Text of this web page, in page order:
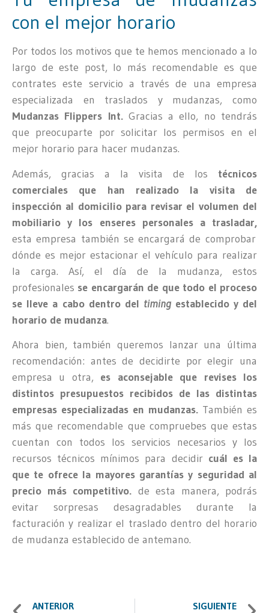
con el mejor horario
Por todos los motivos que te hemos mencionado a lo
largo de este post, lo más recomendable es que
contrates este servicio a través de una empresa
especializada en traslados y mudanzas, como
Mudanzas Flippers Int.Gracias a ello, no tendrás
que preocuparte por solicitar los permisos en el
mejor horario para hacer mudanzas.
Además, gracias a la visita de los técnicos
comerciales que han realizado la visita de
inspección al domicilio para revisar el volumen del
mobiliario y los enseres personales a trasladar,
esta empresa también se encargará de comprobar
dónde es mejor estacionar el vehículo para realizar
la carga. Así, el día de la mudanza, estos
profesionales se encargarán de que todo el proceso
se lleve a cabo dentro del timing establecido y del
horario de mudanza.
Ahora bien, también queremos lanzar una última
recomendación: antes de decidirte por elegir una
empresa u otra, es aconsejable que revises los
distintos presupuestos recibidos de las distintas
empresas especializadas en mudanzas. También es
más que recomendable que compruebes que estas
cuentan con todos los servicios necesarios y los
recursos técnicos mínimos para decidir cuál es la
que te ofrece la mayores garantías y seguridad al
precio más competitivo. de esta manera, podrás
evitar sorpresas desagradables durante la
facturación y realizar el traslado dentro del horario
de mudanza establecido de antemano.
ANTERIOR SIGUIENTE